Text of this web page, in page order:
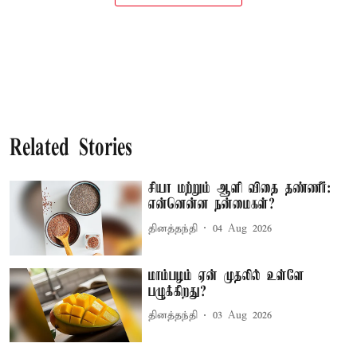
Related Stories
சியா மற்றும் ஆளி விதை தண்ணீர்:
என்னென்ன நன்மைகள்?
தினத்தந்தி 04 Aug 2026
மாம்பழம் ஏன் முதலில் உள்ளே
பழுக்கிறது?
தினத்தந்தி 03 Aug 2026